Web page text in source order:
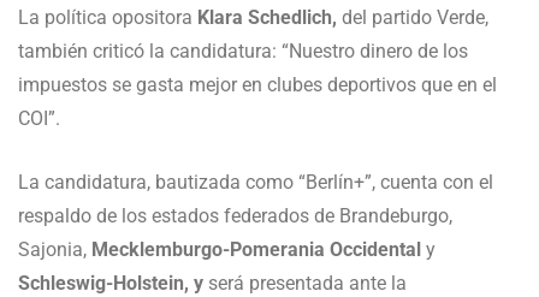
La política opositora Klara Schedlich, del partido Verde,
también criticó la candidatura: “Nuestro dinero de los
impuestos se gasta mejor en clubes deportivos que en el
COI”.
La candidatura, bautizada como “Berlín+”, cuenta con el
respaldo de los estados federados de Brandeburgo,
Sajonia, Mecklemburgo-Pomerania Occidental y
Schleswig-Holstein, y será presentada ante la